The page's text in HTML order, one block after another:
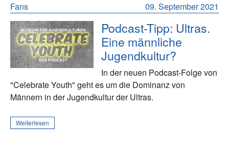
09. September 2021
Fans
Podcast-Tipp: Ultras.
Eine männliche
Jugendkultur?
In der neuen Podcast-Folge von
"Celebrate Youth" geht es um die Dominanz von
Männern in der Jugendkultur der Ultras.
Weiterlesen